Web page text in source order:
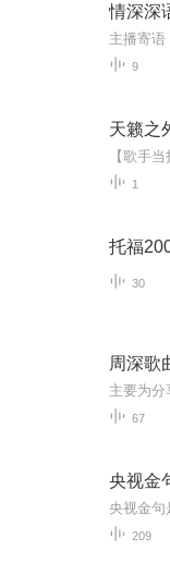
情深深
9
天籁之
1
托福
30
周深歌
主要为分
67
央视金
209